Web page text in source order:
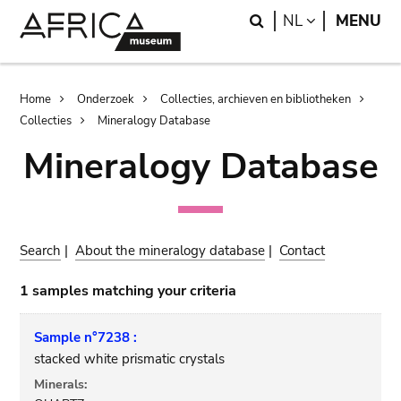
Search
NL LANGUAGE
MENU
Breadcrumb
Home Onderzoek
Collecties, archieven en bibliotheken
Collecties
Mineralogy Database
Mineralogy Database
Search |About the mineralogy database | Contact
1 samples matching your criteria
Sample n°7238 :
stacked white prismatic crystals
Minerals: